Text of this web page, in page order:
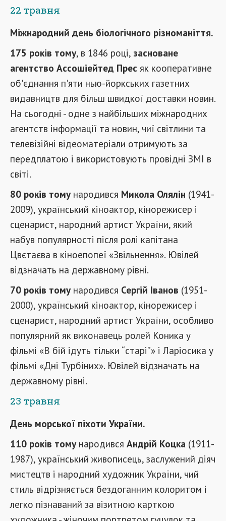
22 травня
Міжнародний день біологічного різноманіття.
175 років тому, в 1846 році, засноване
агентство Ассошіейтед Прес як кооперативне
об'єднання п'яти нью-йоркських газетних
видавництв для більш швидкої доставки новин.
На сьогодні - одне з найбільших міжнародних
агентств інформації та новин, чиї світлини та
телевізійні відеоматеріали отримують за
передплатою і використовують провідні ЗМІ в
світі.
80 років томународився Микола Олялін (1941-
2009), український кіноактор, кінорежисер і
сценарист, народний артист України, який
набув популярності після ролі капітана
Цвєтаєва в кіноепопеї «Звільнення». Ювілей
відзначать на державному рівні.
70 років томународився Сергій Іванов (1951-
2000), український кіноактор, кінорежисер і
сценарист, народний артист України, особливо
популярний як виконавець ролей Коника у
фільмі «В бій ідуть тільки “старі”» і Ларіосика у
фільмі «Дні Турбіних». Ювілей відзначать на
державному рівні.
23 травня
День морської піхоти України.
110 років томународився Андрій Коцка (1911-
1987), український живописець, заслужений діяч
мистецтв і народний художник України, чий
стиль відрізняється бездоганним колоритом і
легко пізнаваний за візитною карткою